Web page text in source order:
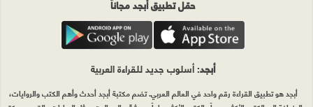
حمّل تطبيق أبجد مجاناً
أبجد: أسلوب جديد للقراءة العربية
أبجد هو تطبيق القراءة رقم واحد في العالم العربي. تضم مكتبة أبجد أحدث وأهم الكتب والروايات،